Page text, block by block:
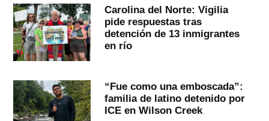
Carolina del Norte: Vigilia
pide respuestas tras
detención de 13 inmigrantes
en río
“Fue como una emboscada”:
familia de latino detenido por
ICE en Wilson Creek